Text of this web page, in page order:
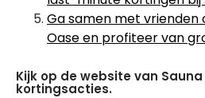
Ga samen met vrienden
Oase en profiteer van
Kijk op de website van
kortingsacties.